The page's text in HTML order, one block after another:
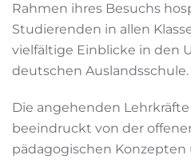
Rahmen ihres Besuchs
Studierenden in allen
vielfältige Einblicke in den
deutschen Auslandsschule.
Die angehenden
beeindruckt von der
pädagogischen Konzepten